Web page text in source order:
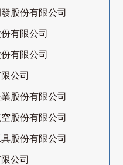
股份有限公司
有限公司
有限公司
公司
股份有限公司
股份有限公司
股份有限公司
公司